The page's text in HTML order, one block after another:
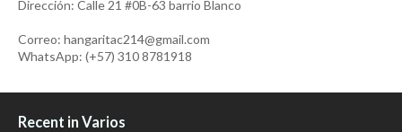
Dirección: Calle 21 #0B-63 barrio Blanco
Correo: hangaritac214@gmail.com
WhatsApp: (+57) 310 8781918
Recent in Varios